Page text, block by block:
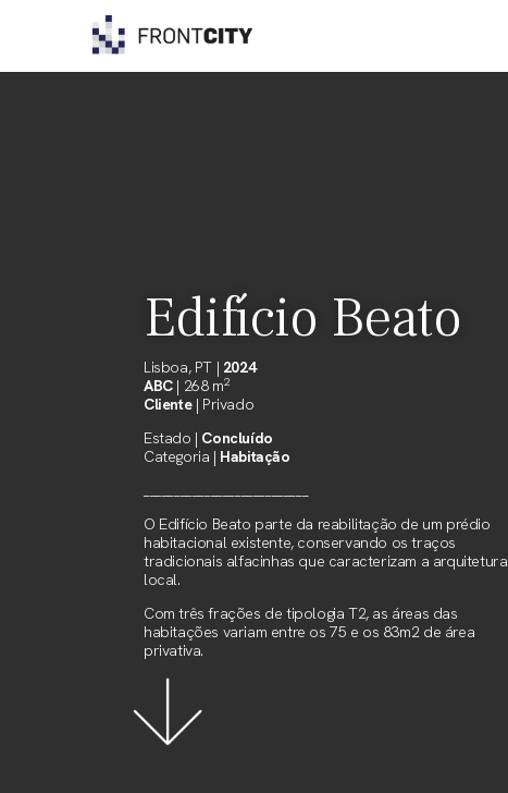
Edifício Beato
Lisboa, PT | 2024
ABC| 268 m2
Cliente| Privado
Estado | Concluído
Categoria | Habitação
O Edifício Beato parte da reabilitação de um prédio
habitacional existente, conservando os traços
tradicionais alfacinhas que caracterizam a arquitetura
local.
Com três frações de tipologia T2, as áreas das
habitações variam entre os 75 e os 83m2 de área
privativa.